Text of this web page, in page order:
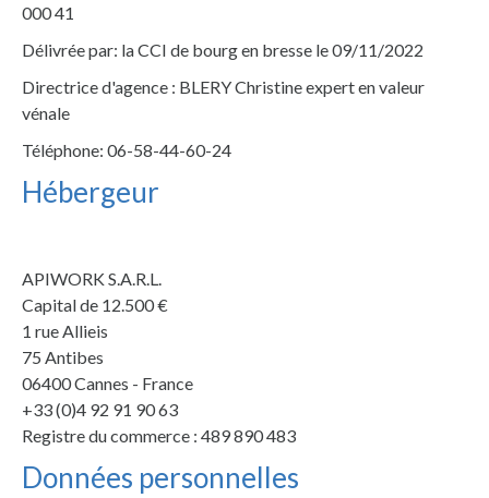
000 41
Délivrée par: la CCI de bourg en bresse le 09/11/2022
Directrice d'agence : BLERY Christine expert en valeur
vénale
Téléphone: 06-58-44-60-24
Hébergeur
APIWORK S.A.R.L.
Capital de 12.500 €
1 rue Allieis
75 Antibes
06400 Cannes - France
+33 (0)4 92 91 90 63
Registre du commerce : 489 890 483
Données personnelles